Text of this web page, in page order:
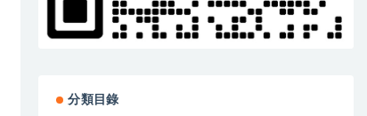
分類目錄